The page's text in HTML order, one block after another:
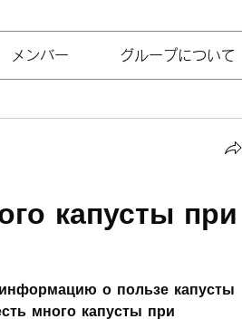
メンバー グループについて
капусты при
о пользе капусты
много капусты при